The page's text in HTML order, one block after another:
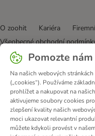
O zoohit Kariéra
Všeobecné obchodní
Zákon o digitálních službách
Poštovné a dodací termín
Partnerský program
Ochrana osobních údajů
© zooplus SE 2026
Pomozte
Na našich webových
(„cookies“). Používáme
prohlížet a nakupovat na
aktivujeme soubory cookies
zlepšení kvality našich
moci ukazovat relevantní
můžete kdykoli provést v